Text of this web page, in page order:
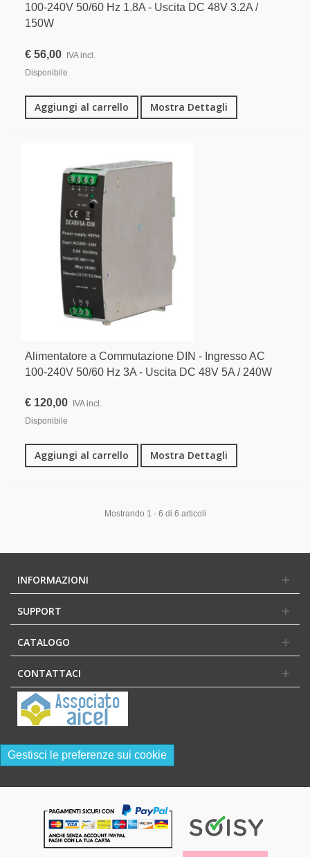
100-240V 50/60 Hz 1.8A - Uscita DC 48V 3.2A /
150W
€ 56,00 IVA incl.
Disponibile
Aggiungi al carrello Mostra Dettagli
Alimentatore a Commutazione DIN - Ingresso AC
100-240V 50/60 Hz 3A - Uscita DC 48V 5A / 240W
€ 120,00
IVA incl.
Disponibile
Aggiungi al carrello Mostra Dettagli
Mostrando 1 - 6 di 6 articoli
INFORMAZIONI
SUPPORT
CATALOGO
CONTATTACI
Gestisci le preferenze sui cookie